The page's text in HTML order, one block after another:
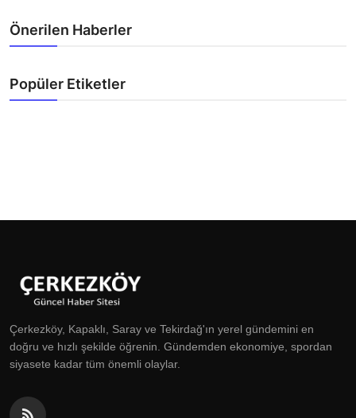
Önerilen Haberler
Popüler Etiketler
Çerkezköy, Kapaklı, Saray ve Tekirdağ'ın yerel gündemini en
doğru ve hızlı şekilde öğrenin. Gündemden ekonomiye, spordan
siyasete kadar tüm önemli olaylar.